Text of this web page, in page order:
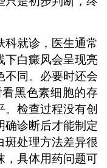
科就诊，医生通常
下白癜风会呈现亮
不同。必要时还会
黑色素细胞的存
检查过程没有创
确诊断后才能制定
斑处理方法差异很
，具体用药问题可